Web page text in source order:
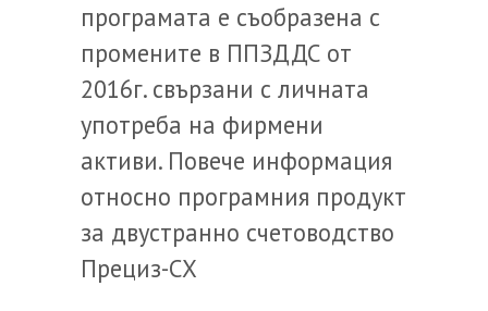
програмата е съобразена с
промените в ППЗДДС от
2016г. свързани с личната
употреба на фирмени
активи. Повече информация
относно програмния продукт
за двустранно счетоводство
Прециз-СХ